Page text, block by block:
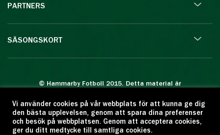
PARTNERS
SÄSONGSKORT
© Hammarby Fotboll 2015. Detta material är
Eftertryck eller annan kopiering är förbjuden.
Citera oss gärna men ange källan:
www.hammarbyfotboll.se. Ansvarig utgivare:
Vi använder cookies på vår webbplats för att kunna ge dig
den bästa upplevelsen, genom att spara dina preferenser
och besök på webbplatsen. Genom att acceptera cookies,
ger du ditt medtycke till samtliga cookies.